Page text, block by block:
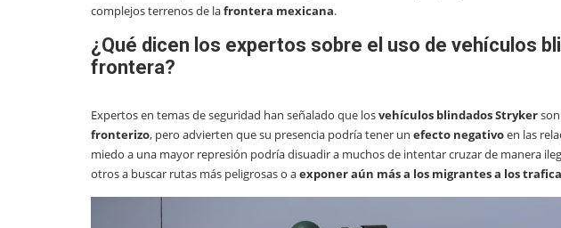
complejos terrenos de lafrontera mexicana.
¿Qué dicen los expertos sobre el uso de vehículos
frontera?
Expertos en temas de seguridad han señalado que losvehículos blindados Stryker
fronterizo, pero advierten que su presencia podría tener un efecto negativoen las
miedo a una mayor represión podría disuadir a muchos de intentar cruzar de manera
otros a buscar rutas más peligrosas o aexponer aún más a los migrantes a los